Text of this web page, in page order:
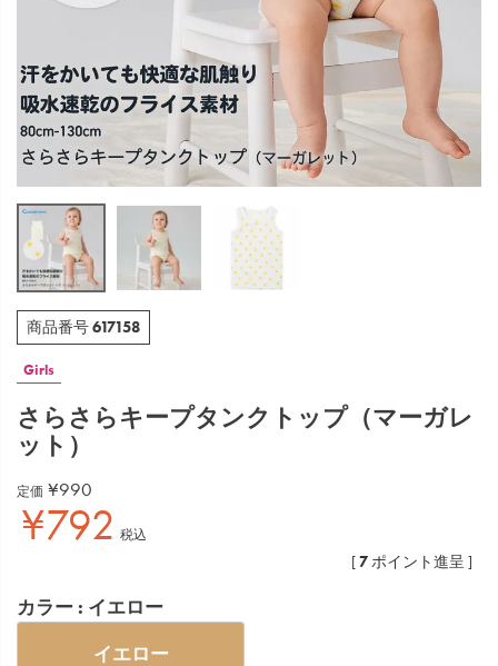
商品番号617158
Girls
さらさらキープタンクトップ（マーガレ
ット）
定価 ¥990
¥792 税込
[7ポイント進呈 ]
カラー イエロー
イエロー